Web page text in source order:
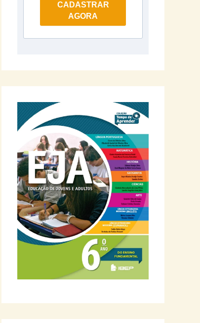
CADASTRAR
AGORA